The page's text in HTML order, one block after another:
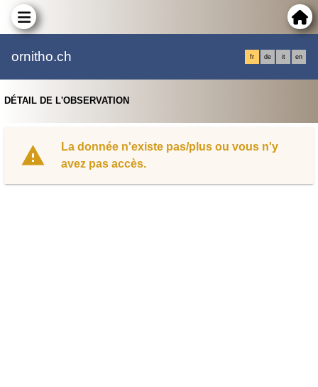
ornitho.ch fr de it en
DÉTAIL DE L'OBSERVATION
La donnée n'existe pas/plus ou vous n'y
avez pas accès.